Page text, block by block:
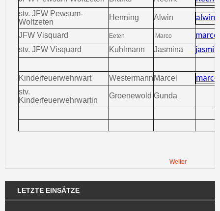
stv. JFW Pewsum-
Woltzeten
Henning Alwin
JFW Visquard Eeten Marco
stv. JFW Visquard Kuhlmann Jasmina
Kinderfeuerwehrwart Westermann Marcel
stv.
Kinderfeuerwehrwartin
Groenewold Gunda
Weiter
LETZTE EINSÄTZE